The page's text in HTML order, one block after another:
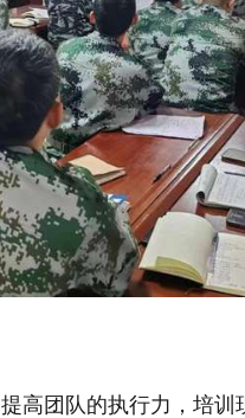
提高团队的执行力，培训